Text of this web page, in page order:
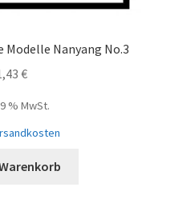
Modelle Nanyang No.3
€
% MwSt.